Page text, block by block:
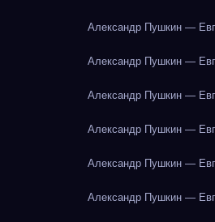
Александр Пушкин —
Александр Пушкин —
Александр Пушкин —
Александр Пушкин —
Александр Пушкин —
Александр Пушкин —